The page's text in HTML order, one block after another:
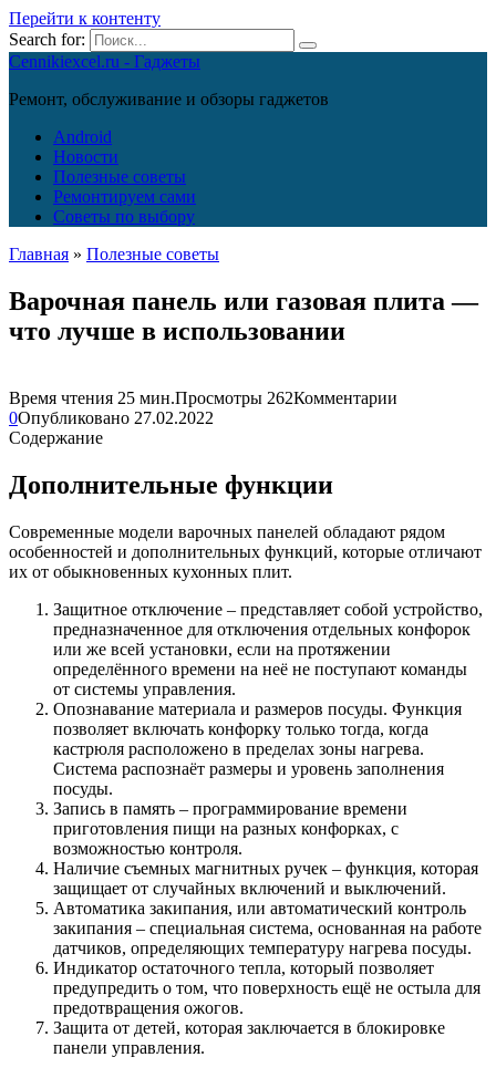
Перейти к контенту
Search for:
Cennikiexcel.ru - Гаджеты
Ремонт, обслуживание и обзоры гаджетов
Android
Новости
Полезные советы
Ремонтируем сами
Советы по выбору
Главная » Полезные советы
Варочная панель или газовая плита —
что лучше в использовании
Время чтения 25 мин.Просмотры 262Комментарии
0Опубликовано 27.02.2022
Содержание
Дополнительные функции
Современные модели варочных панелей обладают рядом
особенностей и дополнительных функций, которые отличают
их от обыкновенных кухонных плит.
Защитное отключение – представляет собой устройство,
предназначенное для отключения отдельных конфорок
или же всей установки, если на протяжении
определённого времени на неё не поступают команды
от системы управления.
Опознавание материала и размеров посуды. Функция
позволяет включать конфорку только тогда, когда
кастрюля расположено в пределах зоны нагрева.
Система распознаёт размеры и уровень заполнения
посуды.
Запись в память – программирование времени
приготовления пищи на разных конфорках, с
возможностью контроля.
Наличие съемных магнитных ручек – функция, которая
защищает от случайных включений и выключений.
Автоматика закипания, или автоматический контроль
закипания – специальная система, основанная на работе
датчиков, определяющих температуру нагрева посуды.
Индикатор остаточного тепла, который позволяет
предупредить о том, что поверхность ещё не остыла для
предотвращения ожогов.
Защита от детей, которая заключается в блокировке
панели управления.